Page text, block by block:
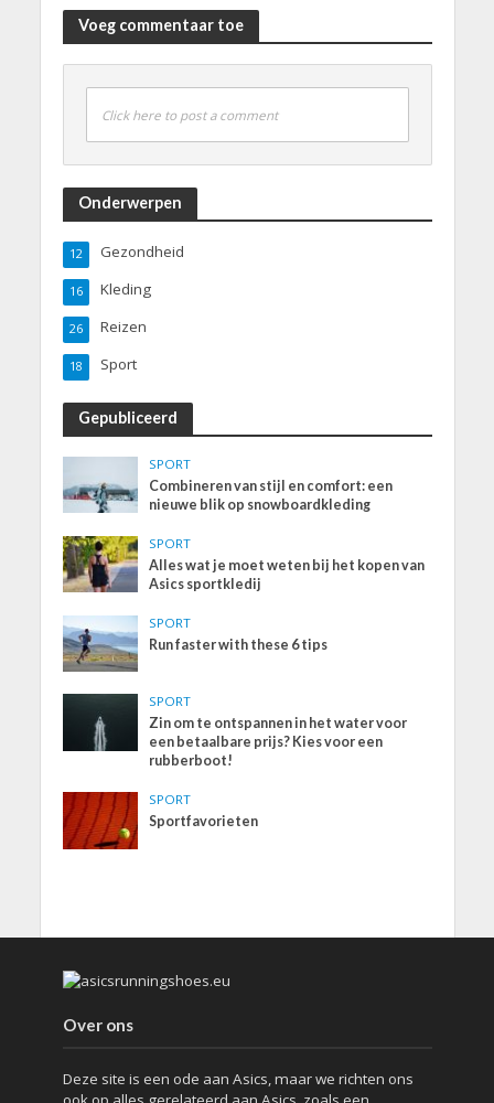
Voeg commentaar toe
Click here to post a comment
Onderwerpen
Gezondheid
12
Kleding
16
Reizen
26
Sport
18
Gepubliceerd
SPORT
Combineren van stijl en comfort: een
nieuwe blik op snowboardkleding
SPORT
Alles wat je moet weten bij het kopen van
Asics sportkledij
SPORT
Run faster with these 6 tips
SPORT
Zin om te ontspannen in het water voor
een betaalbare prijs? Kies voor een
rubberboot!
SPORT
Sportfavorieten
Over ons
Deze site is een ode aan Asics, maar we richten ons